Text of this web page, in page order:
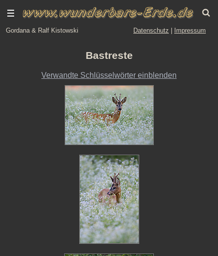
Gordana & Ralf Kistowski Datenschutz Impressum
Bastreste
Verwandte Schlüsselwörter einblenden